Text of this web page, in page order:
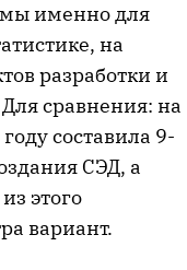
именно для
на
разработки и
сравнения: на
составила 9-
СЭД, а
этого
вариант.